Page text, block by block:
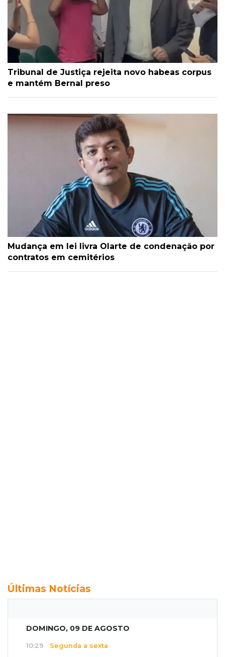
Tribunal de Justiça rejeita novo habeas corpus
e mantém Bernal preso
Mudança em lei livra Olarte de condenação por
contratos em cemitérios
Últimas Notícias
DOMINGO, 09 DE AGOSTO
10:29 Segunda a sexta